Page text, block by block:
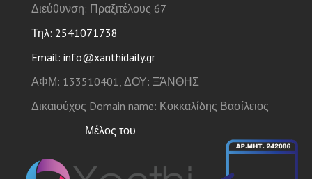
Διεύθυνση: Πραξιτέλους 67
Τηλ: 2541071738
Email: info@xanthidaily.gr
ΑΦΜ: 133510401, ΔΟΥ: ΞΆΝΘΗΣ
Δικαιούχος Domain name: Κοκκαλίδης Βασίλειος
Μέλος του